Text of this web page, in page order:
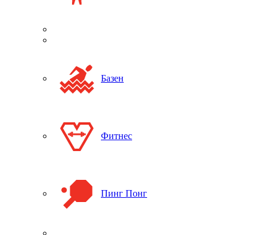
Базен
Фитнес
Пинг Понг